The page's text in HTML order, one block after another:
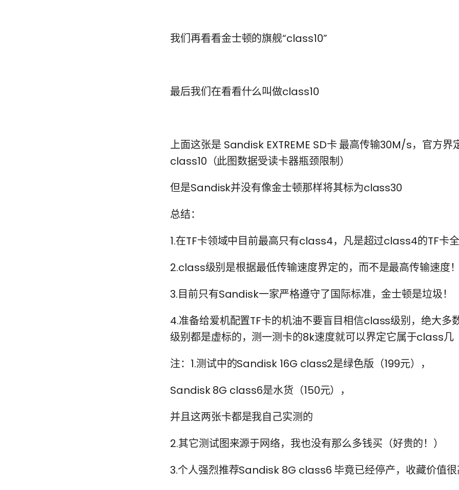
我们再看看金士顿的旗舰“class10”
最后我们在看看什么叫做class10
上面这张是 Sandisk EXTREME SD卡 最高传输30M/s，官方界
class10（此图数据受读卡器瓶颈限制）
但是Sandisk并没有像金士顿那样将其标为class30
总结：
1.在TF卡领域中目前最高只有class4，凡是超过class4的TF卡全
2.class级别是根据最低传输速度界定的，而不是最高传输速度！
3.目前只有Sandisk一家严格遵守了国际标准，金士顿是垃圾！
4.准备给爱机配置TF卡的机油不要盲目相信class级别，绝大多
级别都是虚标的，测一测卡的8k速度就可以界定它属于class几
注：1.测试中的Sandisk 16G class2是绿色版（199元），
Sandisk 8G class6是水货（150元），
并且这两张卡都是我自己实测的
2.其它测试图来源于网络，我也没有那么多钱买（好贵的！）
3.个人强烈推荐Sandisk 8G class6 毕竟已经停产，收藏价值